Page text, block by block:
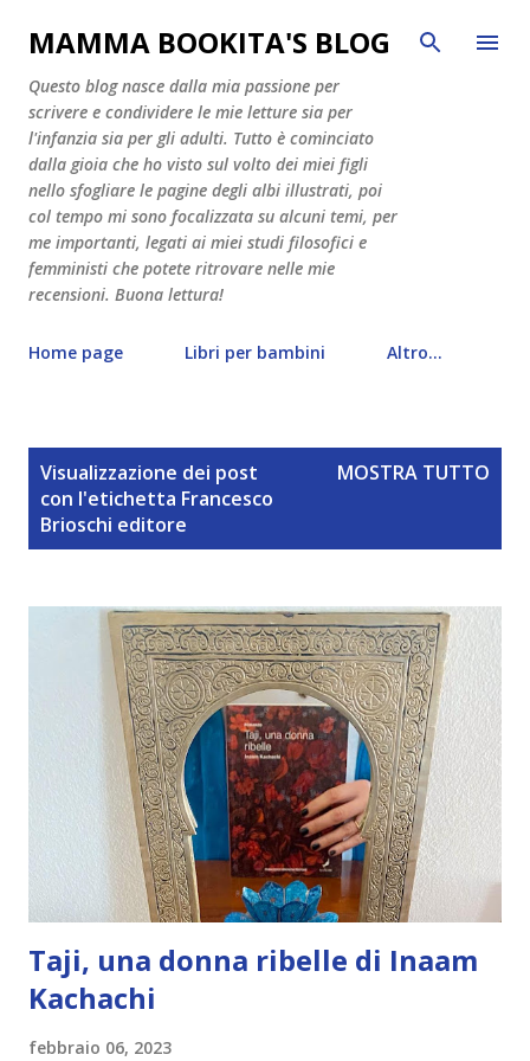
Passa ai contenuti principali
MAMMA BOOKITA'S BLOG
Questo blog nasce dalla mia passione per
scrivere e condividere le mie letture sia per
l'infanzia sia per gli adulti. Tutto è cominciato
dalla gioia che ho visto sul volto dei miei figli
nello sfogliare le pagine degli albi illustrati, poi
col tempo mi sono focalizzata su alcuni temi, per
me importanti, legati ai miei studi filosofici e
femministi che potete ritrovare nelle mie
recensioni. Buona lettura!
Home page Libri per bambini Altro…
Visualizzazione dei post
con l'etichetta Francesco
Brioschi editore
MOSTRA TUTTO
Taji, una donna ribelle di Inaam
Kachachi
febbraio 06, 2023